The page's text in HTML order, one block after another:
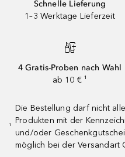
Schnelle Lieferung
1–3 Werktage Lieferzeit
4 Gratis-Proben nach Wahl
ab 10 € ¹
¹
Die Bestellung darf nicht
Produkten mit der
und/oder
möglich bei der Versandart